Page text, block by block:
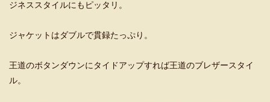
ジネススタイルにもピッタリ。
ジャケットはダブルで貫録たっぷり。
王道のボタンダウンにタイドアップすれば王道のブレザースタイ
ル。